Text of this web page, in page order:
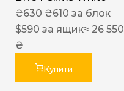
₴630 ₴610 за блок
$590 за ящик≈ 26 550
₴
Купити